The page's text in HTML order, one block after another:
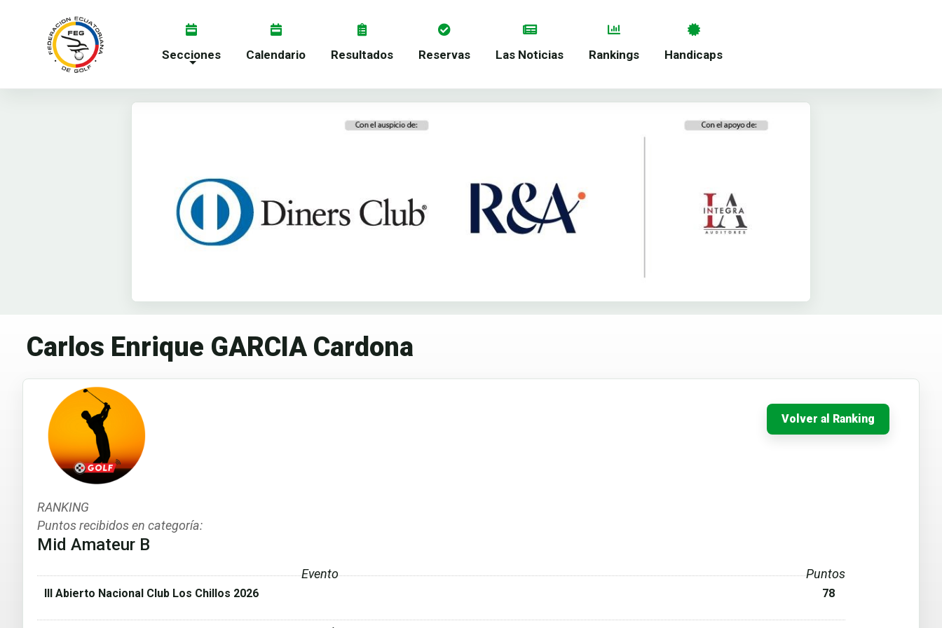
Secciones Calendario Resultados Reservas Las Noticias Rankings Handicaps
Carlos Enrique GARCIA Cardona
Volver al Ranking
RANKING
Puntos recibidos en categoría:
Mid Amateur B
Evento Puntos
III Abierto Nacional Club Los Chillos 2026 78